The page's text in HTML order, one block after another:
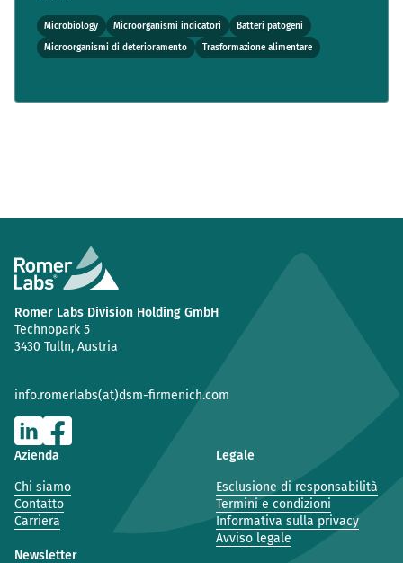
Microbiology Microorganismi indicatori
Batteri patogeni
Microorganismi di deterioramento
Trasformazione alimentare
Romer Labs Division Holding GmbH
Technopark 5
3430 Tulln, Austria
info.romerlabs(at)dsm-firmenich.com
Azienda
Chi siamo
Contatto
Carriera
Legale
Esclusione di responsabilità
Termini e condizioni
Informativa sulla privacy
Avviso legale
Newsletter